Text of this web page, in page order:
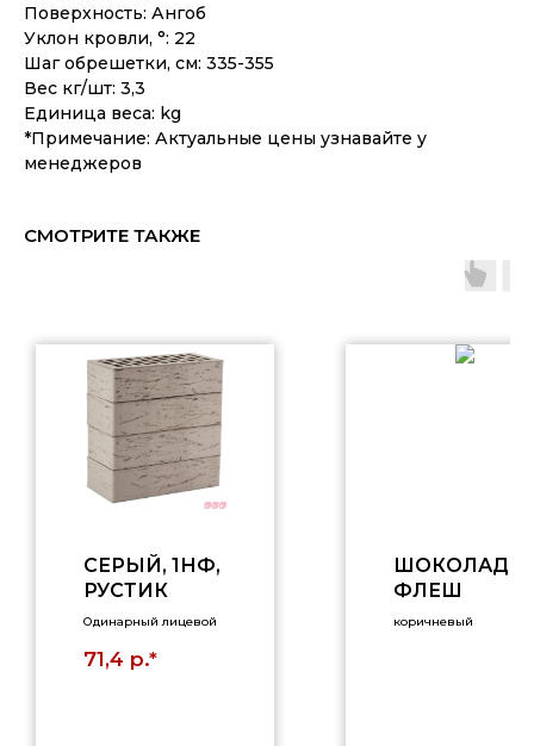
Поверхность: Ангоб
Уклон кровли, °: 22
Шаг обрешетки, см: 335-355
Вес кг/шт: 3,3
Единица веса: kg
*Примечание: Актуальные цены узнавайте у
менеджеров
СМОТРИТЕ ТАКЖЕ
СЕРЫЙ, 1НФ,
РУСТИК
Одинарный лицевой
71,4 р.*
ШОКОЛАД
ФЛЕШ
коричневый